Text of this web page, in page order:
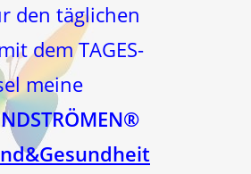
den täglichen
dem TAGES-
meine